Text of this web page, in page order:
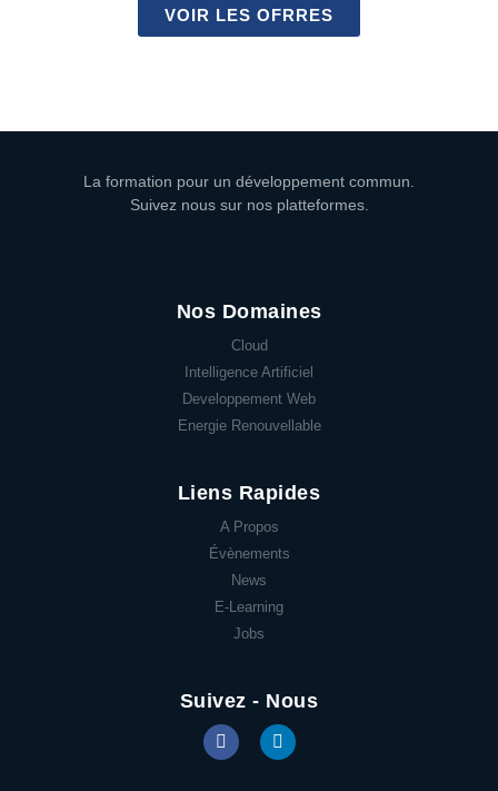
VOIR LES OFRRES
La formation pour un développement commun.
Suivez nous sur nos platteformes.
Nos Domaines
Cloud
Intelligence Artificiel
Developpement Web
Energie Renouvellable
Liens Rapides
A Propos
Évènements
News
E-Learning
Jobs
Suivez - Nous